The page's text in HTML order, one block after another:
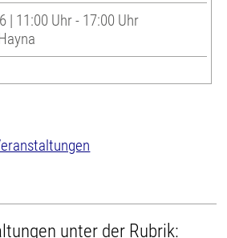
| 11:00 Uhr - 17:00 Uhr
unter der Rubrik: